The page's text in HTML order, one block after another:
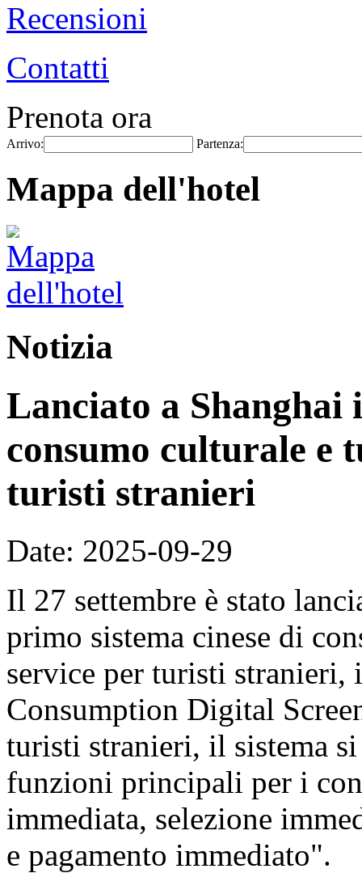
Recensioni
Contatti
Prenota ora
Arrivo: Partenza:
Mappa dell'hotel
Notizia
Lanciato a Shanghai
consumo culturale e
turisti stranieri
Date: 2025-09-29
Il 27 settembre è stato
primo sistema cinese di
service per turisti
Consumption Digital
turisti stranieri, il sistema
funzioni principali per i
immediata, selezione
e pagamento immediato".